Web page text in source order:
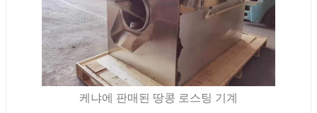
케냐에 판매된 땅콩 로스팅 기계